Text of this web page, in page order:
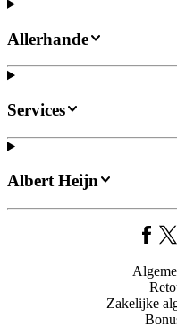
Allerhande
Services
Albert Heijn
Zakelijke